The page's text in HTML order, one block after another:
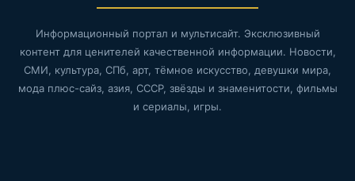
Информационный портал и мультисайт. Эксклюзивный
контент для ценителей качественной информации. Новости,
СМИ, культура, СПб, арт, тёмное искусство, девушки мира,
мода плюс-сайз, азия, СССР, звёзды и знаменитости, фильмы
и сериалы, игры.